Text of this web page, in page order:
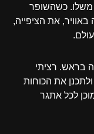
כשהשופר
את הציפייה,
בראש. רציתי
את הכוחות
לכל אתגר